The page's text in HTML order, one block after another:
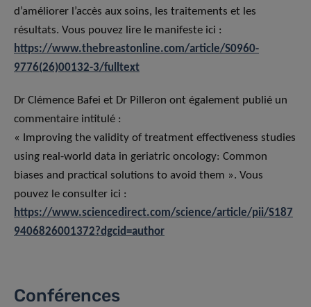
d’améliorer l’accès aux soins, les traitements et les
résultats. Vous pouvez lire le manifeste ici :
https://www.thebreastonline.com/article/S0960-
9776(26)00132-3/fulltext
Dr Clémence Bafei et Dr Pilleron ont également publié un
commentaire intitulé :
« Improving the validity of treatment effectiveness studies
using real-world data in geriatric oncology: Common
biases and practical solutions to avoid them ». Vous
pouvez le consulter ici :
https://www.sciencedirect.com/science/article/pii/S187
9406826001372?dgcid=author
Conférences